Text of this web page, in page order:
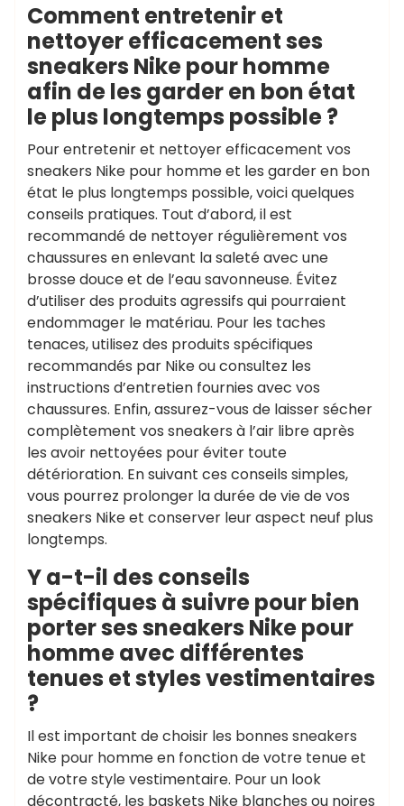
Comment entretenir et
nettoyer efficacement ses
sneakers Nike pour homme
afin de les garder en bon état
le plus longtemps possible ?
Pour entretenir et nettoyer efficacement vos
sneakers Nike pour homme et les garder en bon
état le plus longtemps possible, voici quelques
conseils pratiques. Tout d’abord, il est
recommandé de nettoyer régulièrement vos
chaussures en enlevant la saleté avec une
brosse douce et de l’eau savonneuse. Évitez
d’utiliser des produits agressifs qui pourraient
endommager le matériau. Pour les taches
tenaces, utilisez des produits spécifiques
recommandés par Nike ou consultez les
instructions d’entretien fournies avec vos
chaussures. Enfin, assurez-vous de laisser sécher
complètement vos sneakers à l’air libre après
les avoir nettoyées pour éviter toute
détérioration. En suivant ces conseils simples,
vous pourrez prolonger la durée de vie de vos
sneakers Nike et conserver leur aspect neuf plus
longtemps.
Y a-t-il des conseils
spécifiques à suivre pour bien
porter ses sneakers Nike pour
homme avec différentes
tenues et styles vestimentaires
?
Il est important de choisir les bonnes sneakers
Nike pour homme en fonction de votre tenue et
de votre style vestimentaire. Pour un look
décontracté, les baskets Nike blanches ou noires